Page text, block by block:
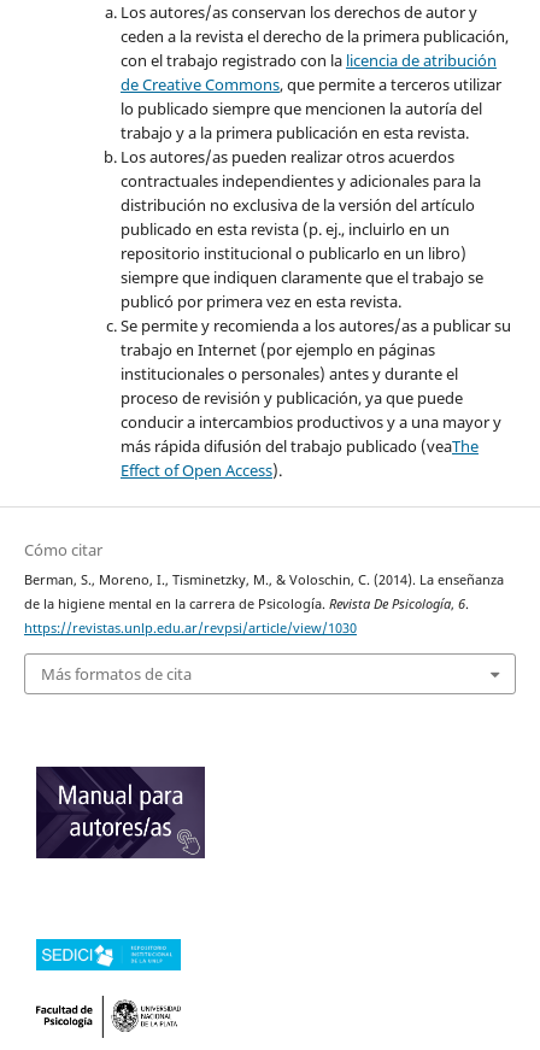
Los autores/as conservan los derechos de autor y
ceden a la revista el derecho de la primera publicación,
con el trabajo registrado con la licencia de atribución
de Creative Commons, que permite a terceros utilizar
lo publicado siempre que mencionen la autoría del
trabajo y a la primera publicación en esta revista.
Los autores/as pueden realizar otros acuerdos
contractuales independientes y adicionales para la
distribución no exclusiva de la versión del artículo
publicado en esta revista (p. ej., incluirlo en un
repositorio institucional o publicarlo en un libro)
siempre que indiquen claramente que el trabajo se
publicó por primera vez en esta revista.
Se permite y recomienda a los autores/as a publicar su
trabajo en Internet (por ejemplo en páginas
institucionales o personales) antes y durante el
proceso de revisión y publicación, ya que puede
conducir a intercambios productivos y a una mayor y
más rápida difusión del trabajo publicado (veaThe
Effect of Open Access).
Cómo citar
Berman, S., Moreno, I., Tisminetzky, M., & Voloschin, C. (2014). La enseñanza
de la higiene mental en la carrera de Psicología. Revista De Psicología, 6.
https://revistas.unlp.edu.ar/revpsi/article/view/1030
Más formatos de cita